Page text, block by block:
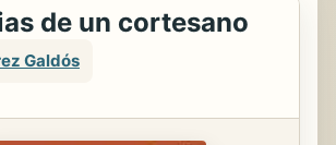
de un cortesano
Galdós